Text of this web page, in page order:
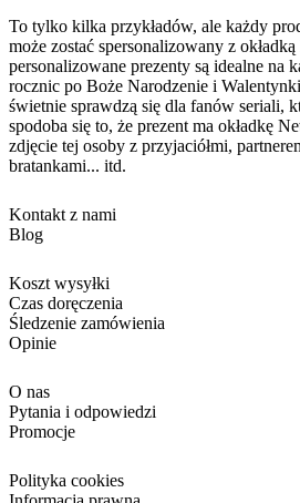
To tylko kilka przykładów, ale każdy
może zostać spersonalizowany z
personalizowane prezenty są idealne na
rocznic po Boże Narodzenie i
świetnie sprawdzą się dla fanów seriali,
spodoba się to, że prezent ma okładkę
zdjęcie tej osoby z przyjaciółmi,
bratankami... itd.
Kontakt z nami
Blog
Koszt wysyłki
Czas doręczenia
Śledzenie zamówienia
Opinie
O nas
Pytania i odpowiedzi
Promocje
Polityka cookies